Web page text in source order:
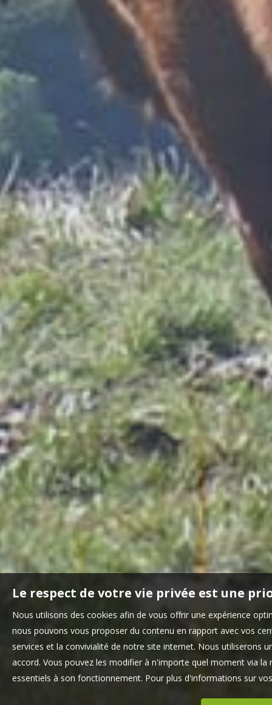
Le respect de votre vie privée est une
Nous utilisons des cookies afin de vous offrir une expérience
nous pouvons vous proposer du contenu en rapport avec vos
services et la convivialité de notre site internet. Nous utiliserons
accord. Vous pouvez les modifier à n'importe quel moment via
essentiels à son fonctionnement. Pour plus d'informations sur